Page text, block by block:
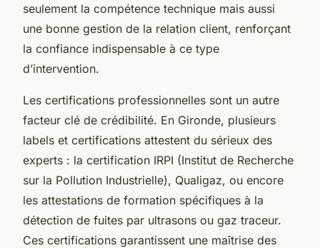
seulement la compétence technique mais aussi
une bonne gestion de la relation client, renforçant
la confiance indispensable à ce type
d’intervention.
Les certifications professionnelles sont un autre
facteur clé de crédibilité. En Gironde, plusieurs
labels et certifications attestent du sérieux des
experts : la certification IRPI (Institut de Recherche
sur la Pollution Industrielle), Qualigaz, ou encore
les attestations de formation spécifiques à la
détection de fuites par ultrasons ou gaz traceur.
Ces certifications garantissent une maîtrise des